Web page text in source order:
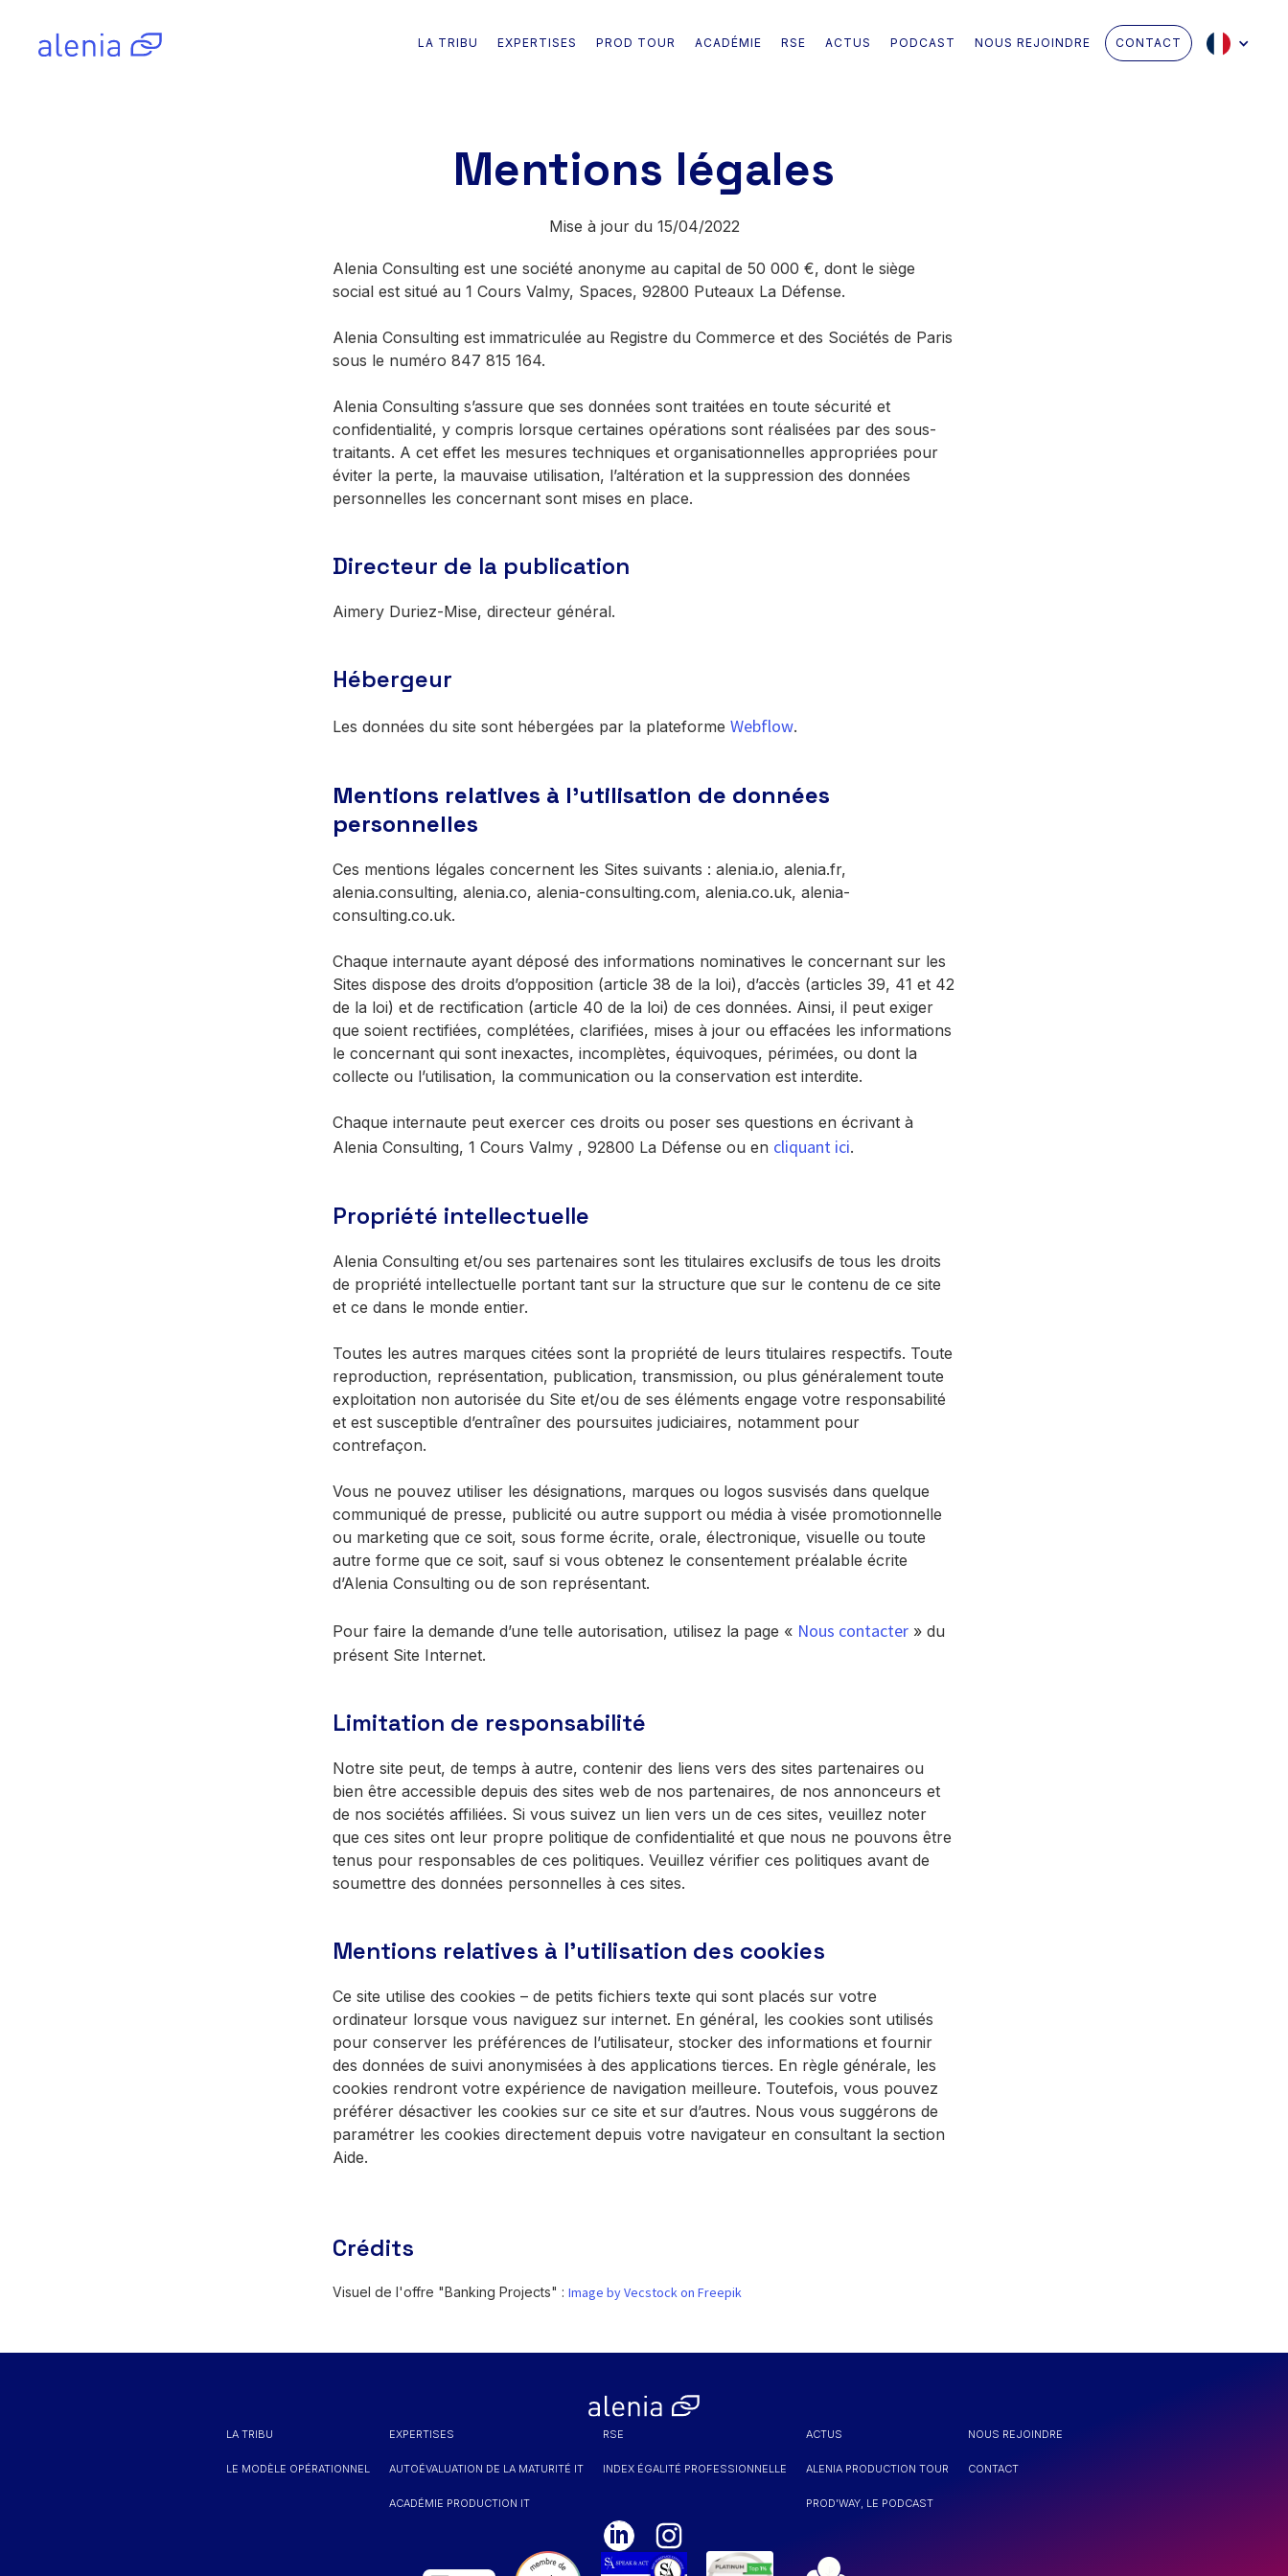
LA TRIBU EXPERTISES PROD TOUR ACADÉMIE RSE ACTUS PODCAST NOUS REJOINDRE CONTACT
Mentions légales
Mise à jour du 15/04/2022
Alenia Consulting est une société anonyme au capital de 50 000 €, dont le siège
social est situé au 1 Cours Valmy, Spaces, 92800 Puteaux La Défense.
Alenia Consulting est immatriculée au Registre du Commerce et des Sociétés de Paris
sous le numéro 847 815 164.
Alenia Consulting s’assure que ses données sont traitées en toute sécurité et
confidentialité, y compris lorsque certaines opérations sont réalisées par des sous-
traitants. A cet effet les mesures techniques et organisationnelles appropriées pour
éviter la perte, la mauvaise utilisation, l’altération et la suppression des données
personnelles les concernant sont mises en place.
Directeur de la publication
Aimery Duriez-Mise, directeur général.
Hébergeur
Les données du site sont hébergées par la plateforme Webflow.
Mentions relatives à l’utilisation de données
personnelles
Ces mentions légales concernent les Sites suivants : alenia.io, alenia.fr,
alenia.consulting, alenia.co, alenia-consulting.com, alenia.co.uk, alenia-
consulting.co.uk.
Chaque internaute ayant déposé des informations nominatives le concernant sur les
Sites dispose des droits d’opposition (article 38 de la loi), d’accès (articles 39, 41 et 42
de la loi) et de rectification (article 40 de la loi) de ces données. Ainsi, il peut exiger
que soient rectifiées, complétées, clarifiées, mises à jour ou effacées les informations
le concernant qui sont inexactes, incomplètes, équivoques, périmées, ou dont la
collecte ou l’utilisation, la communication ou la conservation est interdite.
Chaque internaute peut exercer ces droits ou poser ses questions en écrivant à
Alenia Consulting, 1 Cours Valmy , 92800 La Défense ou en cliquant ici.
Propriété intellectuelle
Alenia Consulting et/ou ses partenaires sont les titulaires exclusifs de tous les droits
de propriété intellectuelle portant tant sur la structure que sur le contenu de ce site
et ce dans le monde entier.
Toutes les autres marques citées sont la propriété de leurs titulaires respectifs. Toute
reproduction, représentation, publication, transmission, ou plus généralement toute
exploitation non autorisée du Site et/ou de ses éléments engage votre responsabilité
et est susceptible d’entraîner des poursuites judiciaires, notamment pour
contrefaçon.
Vous ne pouvez utiliser les désignations, marques ou logos susvisés dans quelque
communiqué de presse, publicité ou autre support ou média à visée promotionnelle
ou marketing que ce soit, sous forme écrite, orale, électronique, visuelle ou toute
autre forme que ce soit, sauf si vous obtenez le consentement préalable écrite
d’Alenia Consulting ou de son représentant.
Pour faire la demande d’une telle autorisation, utilisez la page « Nous contacter » du
présent Site Internet.
Limitation de responsabilité
Notre site peut, de temps à autre, contenir des liens vers des sites partenaires ou
bien être accessible depuis des sites web de nos partenaires, de nos annonceurs et
de nos sociétés affiliées. Si vous suivez un lien vers un de ces sites, veuillez noter
que ces sites ont leur propre politique de confidentialité et que nous ne pouvons être
tenus pour responsables de ces politiques. Veuillez vérifier ces politiques avant de
soumettre des données personnelles à ces sites.
Mentions relatives à l'utilisation des cookies
Ce site utilise des cookies – de petits fichiers texte qui sont placés sur votre
ordinateur lorsque vous naviguez sur internet. En général, les cookies sont utilisés
pour conserver les préférences de l’utilisateur, stocker des informations et fournir
des données de suivi anonymisées à des applications tierces. En règle générale, les
cookies rendront votre expérience de navigation meilleure. Toutefois, vous pouvez
préférer désactiver les cookies sur ce site et sur d’autres. Nous vous suggérons de
paramétrer les cookies directement depuis votre navigateur en consultant la section
Aide.
Crédits
Visuel de l'offre "Banking Projects" : Image by Vecstock on Freepik
LA TRIBU
LE MODÈLE OPÉRATIONNEL
EXPERTISES
AUTOÉVALUATION DE LA MATURITÉ IT
ACADÉMIE PRODUCTION IT
RSE
INDEX ÉGALITÉ PROFESSIONNELLE
ACTUS
ALENIA PRODUCTION TOUR
PROD'WAY, LE PODCAST
NOUS REJOINDRE
CONTACT